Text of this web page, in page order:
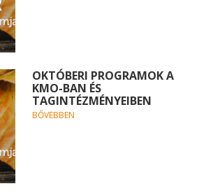
OKTÓBERI PROGRAMOK A
KMO-BAN ÉS
TAGINTÉZMÉNYEIBEN
BŐVEBBEN